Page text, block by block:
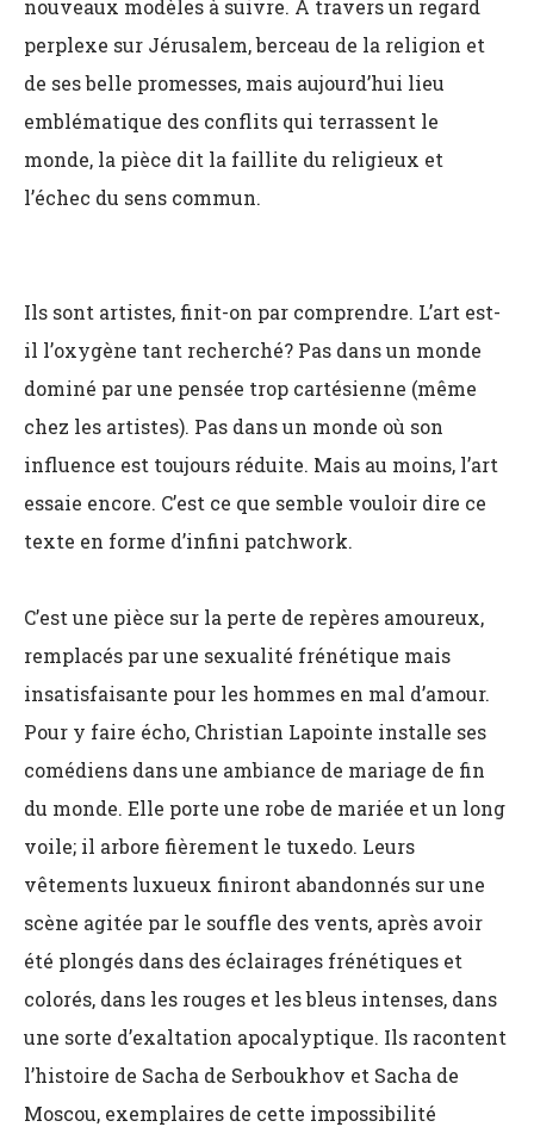
nouveaux modèles à suivre. À travers un regard
perplexe sur Jérusalem, berceau de la religion et
de ses belle promesses, mais aujourd’hui lieu
emblématique des conflits qui terrassent le
monde, la pièce dit la faillite du religieux et
l’échec du sens commun.
Ils sont artistes, finit-on par comprendre. L’art est-
il l’oxygène tant recherché? Pas dans un monde
dominé par une pensée trop cartésienne (même
chez les artistes). Pas dans un monde où son
influence est toujours réduite. Mais au moins, l’art
essaie encore. C’est ce que semble vouloir dire ce
texte en forme d’infini patchwork.
C’est une pièce sur la perte de repères amoureux,
remplacés par une sexualité frénétique mais
insatisfaisante pour les hommes en mal d’amour.
Pour y faire écho, Christian Lapointe installe ses
comédiens dans une ambiance de mariage de fin
du monde. Elle porte une robe de mariée et un long
voile; il arbore fièrement le tuxedo. Leurs
vêtements luxueux finiront abandonnés sur une
scène agitée par le souffle des vents, après avoir
été plongés dans des éclairages frénétiques et
colorés, dans les rouges et les bleus intenses, dans
une sorte d’exaltation apocalyptique. Ils racontent
l’histoire de Sacha de Serboukhov et Sacha de
Moscou, exemplaires de cette impossibilité